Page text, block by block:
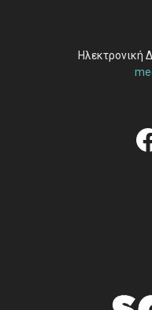
Ηλεκτρονική